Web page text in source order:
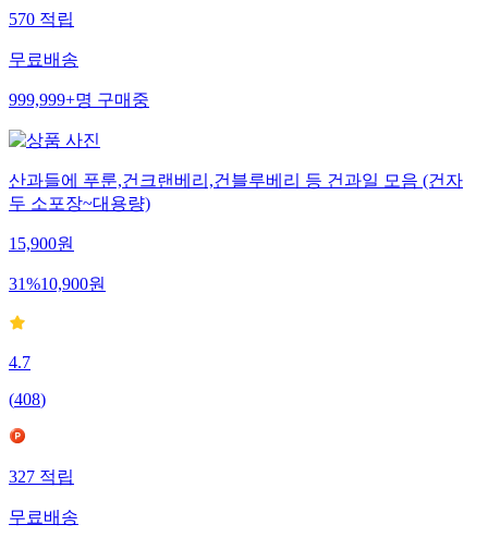
570 적립
무료배송
999,999+명 구매중
산과들에 푸룬,건크랜베리,건블루베리 등 건과일 모음 (건자
두 소포장~대용량)
15,900원
31%10,900원
4.7
(408)
327 적립
무료배송